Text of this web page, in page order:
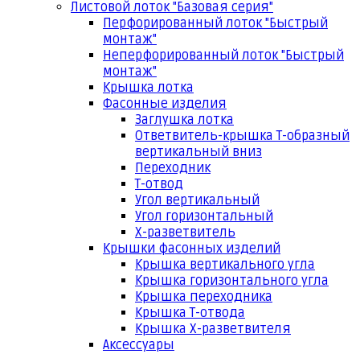
Листовой лоток "Базовая серия"
Перфорированный лоток "Быстрый
монтаж"
Неперфорированный лоток "Быстрый
монтаж"
Крышка лотка
Фасонные изделия
Заглушка лотка
Ответвитель-крышка Т-образный
вертикальный вниз
Переходник
Т-отвод
Угол вертикальный
Угол горизонтальный
Х-разветвитель
Крышки фасонных изделий
Крышка вертикального угла
Крышка горизонтального угла
Крышка переходника
Крышка Т-отвода
Крышка Х-разветвителя
Аксессуары